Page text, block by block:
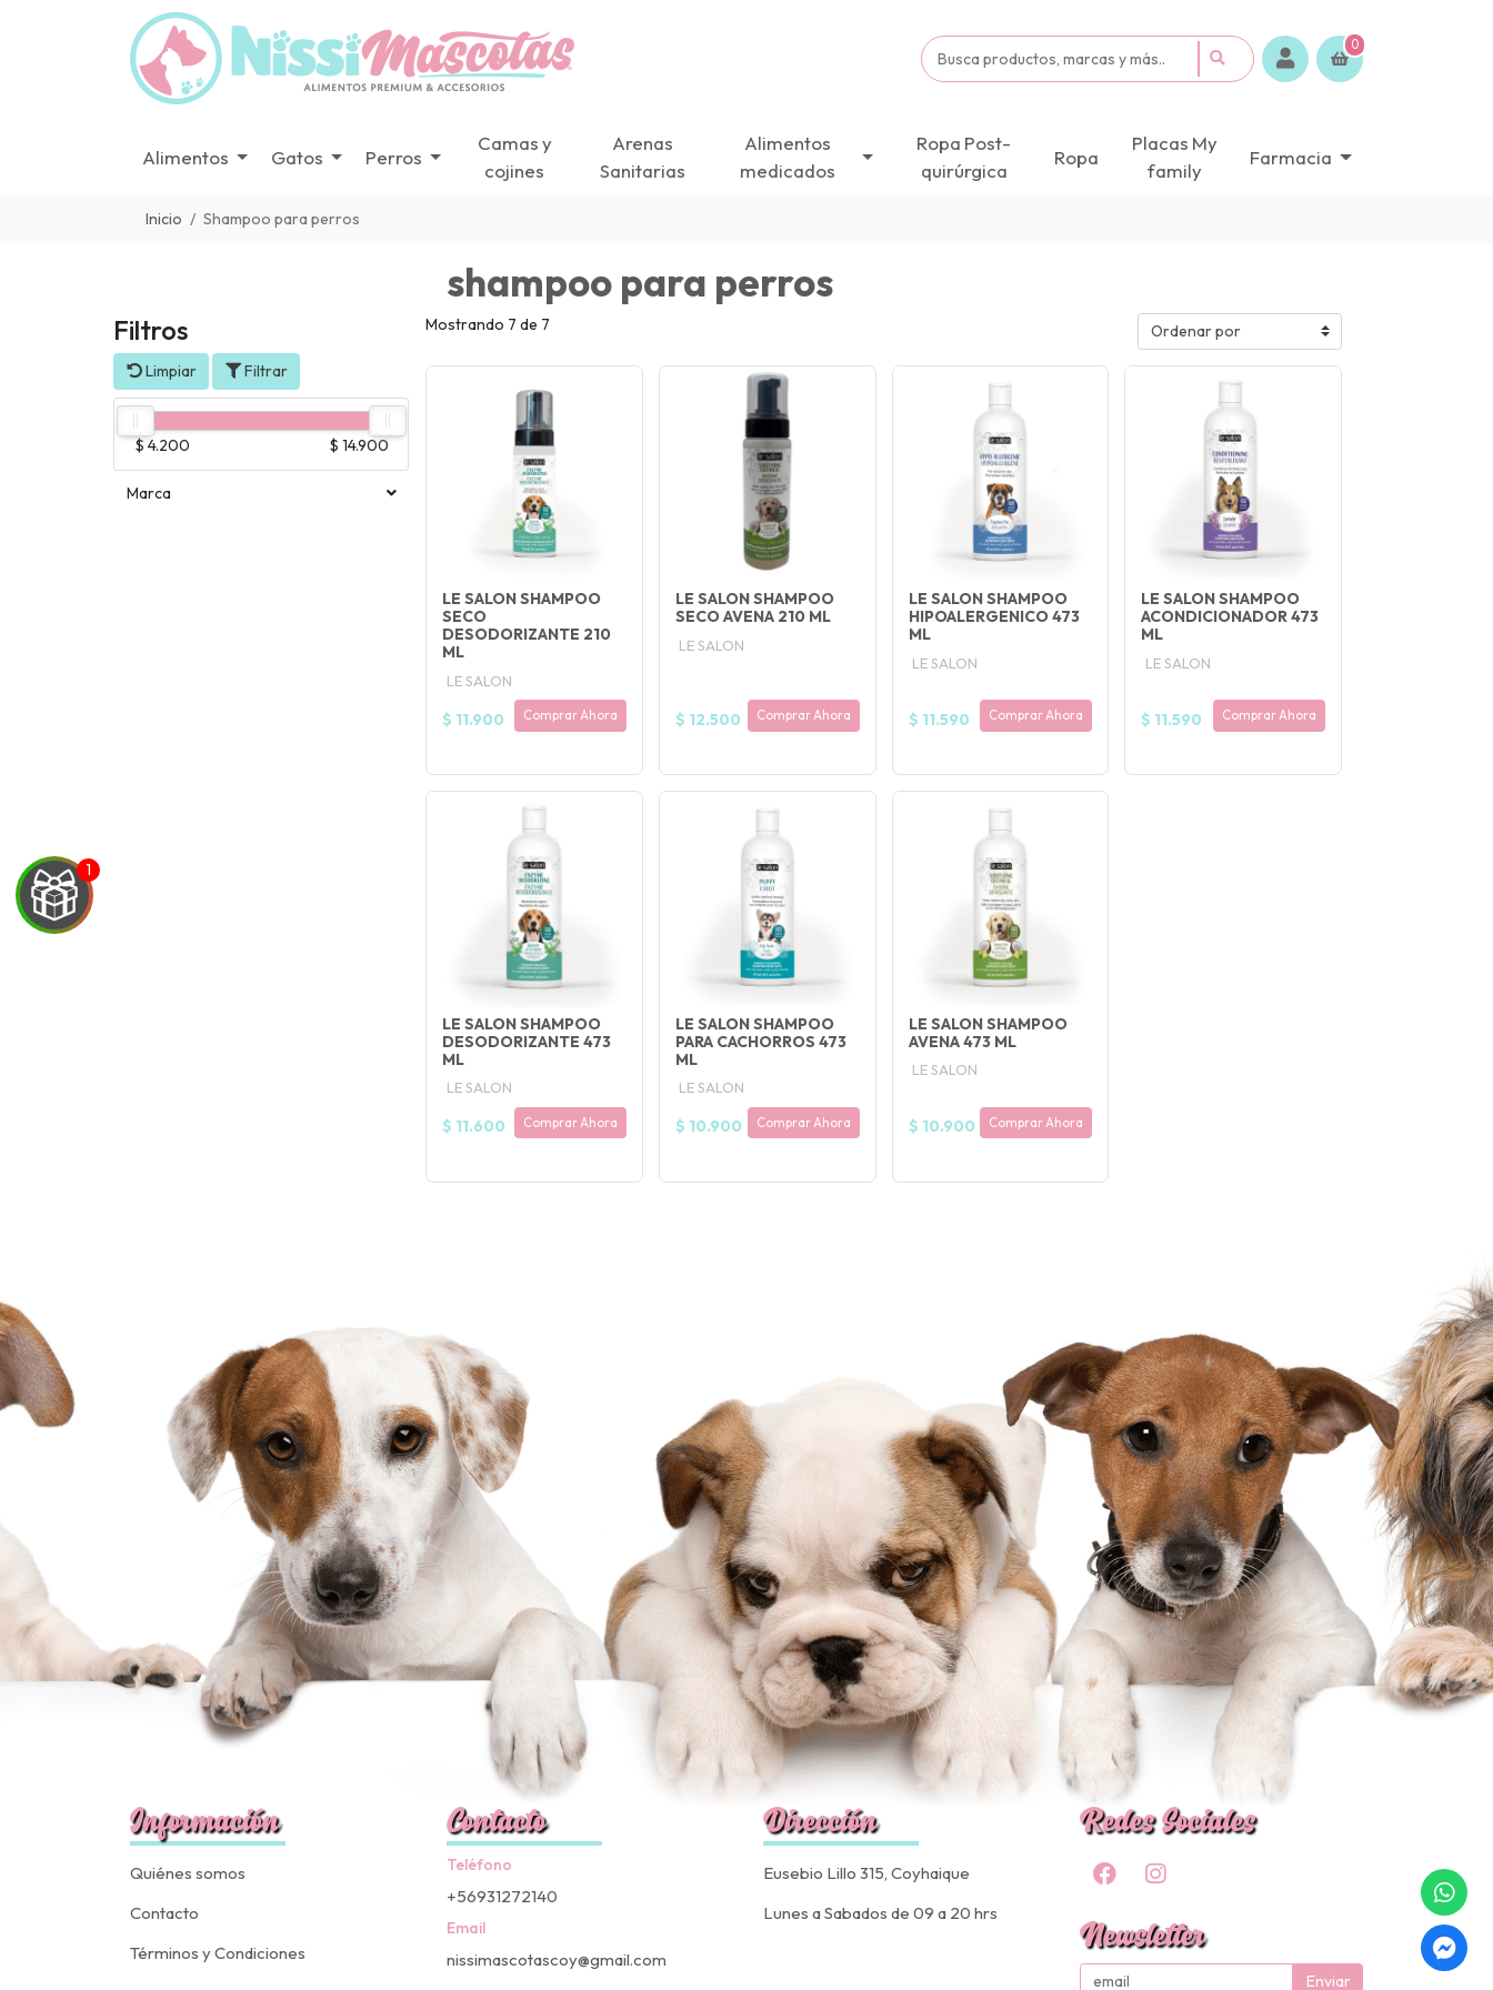
0
Alimentos Gatos Perros
Camas y
cojines
Arenas
Sanitarias
Alimentos
medicados
Ropa Post-
quirúrgica
Ropa
Placas My
family
Farmacia
Inicio Shampoo para perros
shampoo para perros
Filtros
Limpiar Filtrar
$ 4.200 $ 14.900
Marca
Mostrando 7 de 7
LE SALON SHAMPOO
SECO
DESODORIZANTE 210
ML
LE SALON
$ 11.900 Comprar Ahora
LE SALON SHAMPOO
SECO AVENA 210 ML
LE SALON
$ 12.500 Comprar Ahora
LE SALON SHAMPOO
HIPOALERGENICO 473
ML
LE SALON
$ 11.590 Comprar Ahora
LE SALON SHAMPOO
ACONDICIONADOR 473
ML
LE SALON
$ 11.590 Comprar Ahora
LE SALON SHAMPOO
DESODORIZANTE 473
ML
LE SALON
$ 11.600 Comprar Ahora
LE SALON SHAMPOO
PARA CACHORROS 473
ML
LE SALON
$ 10.900 Comprar Ahora
LE SALON SHAMPOO
AVENA 473 ML
LE SALON
$ 10.900 Comprar Ahora
Información
Quiénes somos
Contacto
Términos y Condiciones
Contacto
Teléfono
+56931272140
Email
nissimascotascoy@gmail.com
Dirección
Eusebio Lillo 315, Coyhaique
Lunes a Sabados de 09 a 20 hrs
Redes Sociales
Newsletter
Enviar